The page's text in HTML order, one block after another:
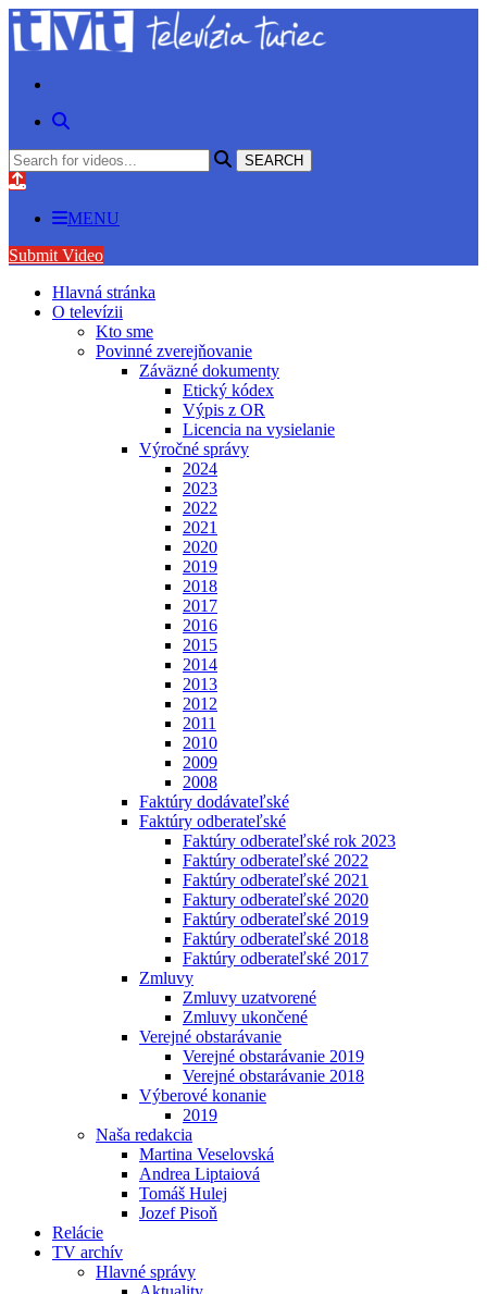
MENU
Submit Video
Hlavná stránka
O televízii
Kto sme
Povinné zverejňovanie
Záväzné dokumenty
Etický kódex
Výpis z OR
Licencia na vysielanie
Výročné správy
2024
2023
2022
2021
2020
2019
2018
2017
2016
2015
2014
2013
2012
2011
2010
2009
2008
Faktúry dodávateľské
Faktúry odberateľské
Faktúry odberateľské rok 2023
Faktúry odberateľské 2022
Faktúry odberateľské 2021
Faktury odberateľské 2020
Faktúry odberateľské 2019
Faktúry odberateľské 2018
Faktúry odberateľské 2017
Zmluvy
Zmluvy uzatvorené
Zmluvy ukončené
Verejné obstarávanie
Verejné obstarávanie 2019
Verejné obstarávanie 2018
Výberové konanie
2019
Naša redakcia
Martina Veselovská
Andrea Liptaiová
Tomáš Hulej
Jozef Pisoň
Relácie
TV archív
Hlavné správy